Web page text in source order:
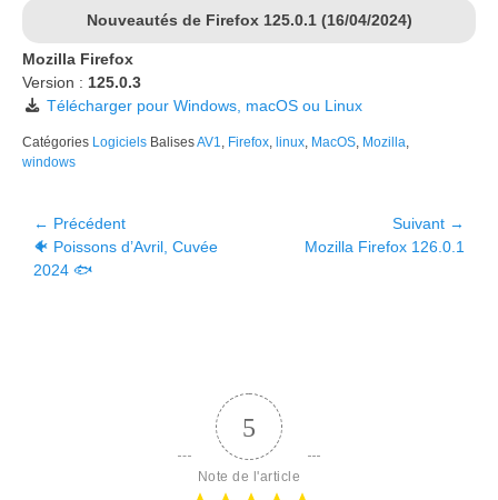
Nouveautés de Firefox 125.0.1 (16/04/2024)
Mozilla Firefox
Version : 125.0.3
Télécharger pour Windows, macOS ou Linux
Catégories Logiciels BalisesAV1 Firefox linux MacOS Mozilla
windows
Navigation
de
l’article
← Précédent
Article
précédent :
🐠 Poissons d’Avril, Cuvée
2024 🐟
Suivant →
Mozilla Firefox 126.0.1
5
Note de l'article